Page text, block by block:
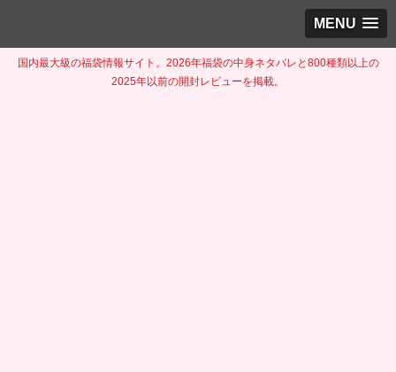
MENU
国内最大級の福袋情報サイト。2026年福袋の中身ネタバレと800種類以上の
2025年以前の開封レビューを掲載。